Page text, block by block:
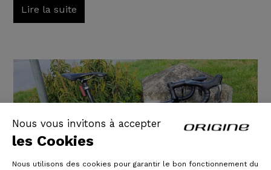
Nous vous invitons à accepter
les Cookies
Nous utilisons des cookies pour garantir le bon fonctionnement du
Lire la suite